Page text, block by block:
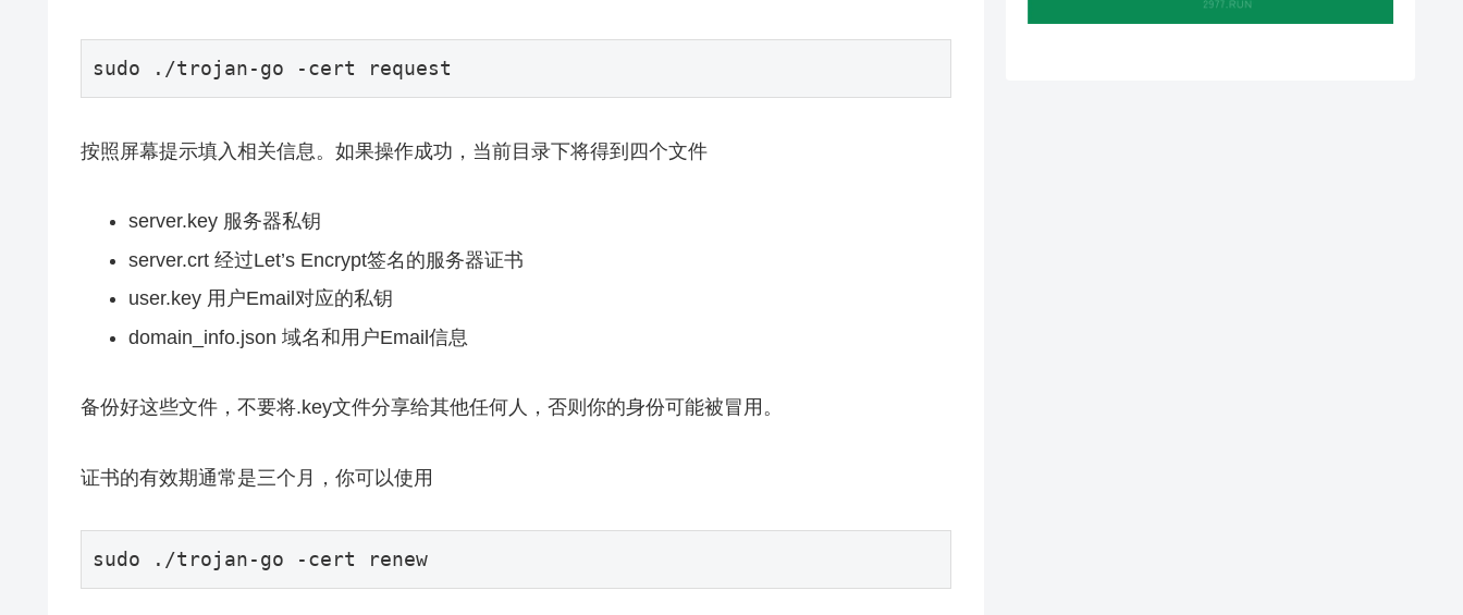
按照屏幕提示填入相关信息。如果操作成功，当前目录下将得到四个文件
server.key 服务器私钥
server.crt 经过Let’s Encrypt签名的服务器证书
user.key 用户Email对应的私钥
domain_info.json 域名和用户Email信息
备份好这些文件，不要将.key文件分享给其他任何人，否则你的身份可能被冒用。
证书的有效期通常是三个月，你可以使用